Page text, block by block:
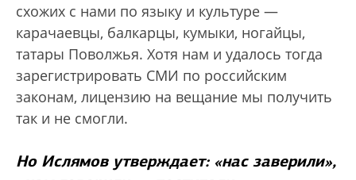
схожих с нами по языку и культуре —
карачаевцы, балкарцы, кумыки, ногайцы,
татары Поволжья. Хотя нам и удалось тогда
зарегистрировать СМИ по российским
законам, лицензию на вещание мы получить
так и не смогли.
Но Ислямов утверждает: «нас заверили»,